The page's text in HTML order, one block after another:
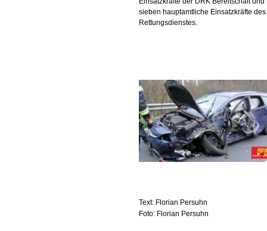
sieben hauptamtliche Einsatzkräfte des
Rettungsdienstes.
Text: Florian Persuhn
Foto: Florian Persuhn